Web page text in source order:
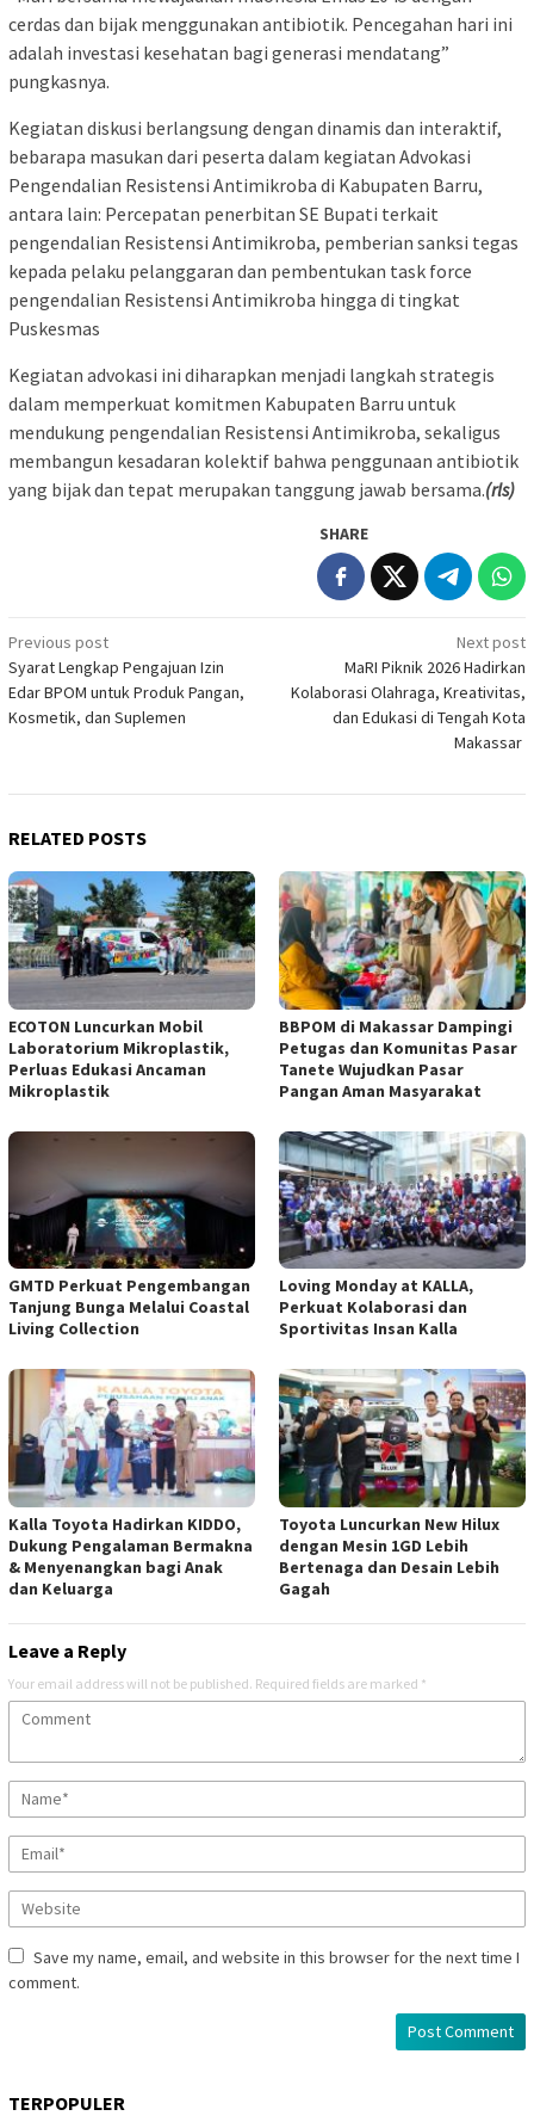
cerdas dan bijak menggunakan antibiotik. Pencegahan hari ini
adalah investasi kesehatan bagi generasi mendatang”
pungkasnya.
Kegiatan diskusi berlangsung dengan dinamis dan interaktif,
bebarapa masukan dari peserta dalam kegiatan Advokasi
Pengendalian Resistensi Antimikroba di Kabupaten Barru,
antara lain: Percepatan penerbitan SE Bupati terkait
pengendalian Resistensi Antimikroba, pemberian sanksi tegas
kepada pelaku pelanggaran dan pembentukan task force
pengendalian Resistensi Antimikroba hingga di tingkat
Puskesmas
Kegiatan advokasi ini diharapkan menjadi langkah strategis
dalam memperkuat komitmen Kabupaten Barru untuk
mendukung pengendalian Resistensi Antimikroba, sekaligus
membangun kesadaran kolektif bahwa penggunaan antibiotik
yang bijak dan tepat merupakan tanggung jawab bersama.(rls)
SHARE
Post
navigation
Previous post
Syarat Lengkap Pengajuan Izin
Edar BPOM untuk Produk Pangan,
Kosmetik, dan Suplemen
Next post
MaRI Piknik 2026 Hadirkan
Kolaborasi Olahraga, Kreativitas,
dan Edukasi di Tengah Kota
Makassar
RELATED POSTS
ECOTON Luncurkan Mobil
Laboratorium Mikroplastik,
Perluas Edukasi Ancaman
Mikroplastik
BBPOM di Makassar Dampingi
Petugas dan Komunitas Pasar
Tanete Wujudkan Pasar
Pangan Aman Masyarakat
GMTD Perkuat Pengembangan
Tanjung Bunga Melalui Coastal
Living Collection
Loving Monday at KALLA,
Perkuat Kolaborasi dan
Sportivitas Insan Kalla
Kalla Toyota Hadirkan KIDDO,
Dukung Pengalaman Bermakna
& Menyenangkan bagi Anak
dan Keluarga
Toyota Luncurkan New Hilux
dengan Mesin 1GD Lebih
Bertenaga dan Desain Lebih
Gagah
Leave a Reply
Your email address will not be published. Required fields are marked *
Save my name, email, and website in this browser for the next time I
comment.
TERPOPULER